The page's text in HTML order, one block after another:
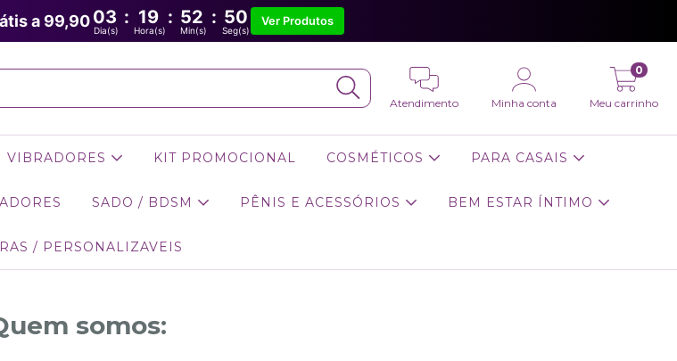
a 99,90 03 : 19 : 52 : 50
Dia(s) Hora(s) Min(s) Seg(s)
Ver Produtos
Atendimento Minha conta Meu carrinho
0
VIBRADORES KIT PROMOCIONAL COSMÉTICOS PARA CASAIS
SADO / BDSM PÊNIS E ACESSÓRIOS BEM ESTAR ÍNTIMO
/ PERSONALIZAVEIS
somos: